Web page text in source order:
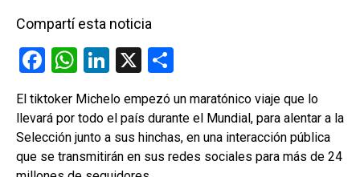
Compartí esta noticia
F
a
ce
b
o
W
h
at
s
A
Li
n
ke
dI
n
X
m
p
ar
El tiktoker Michelo empezó un maratónico viaje que lo
llevará por todo el país durante el Mundial, para alentar a la
Selección junto a sus hinchas, en una interacción pública
que se transmitirán en sus redes sociales para más de 24